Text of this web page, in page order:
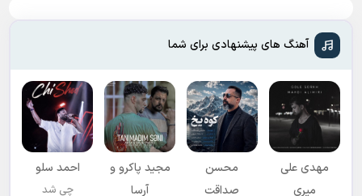
آهنگ های پیشنهادی برای شما
مهدی علی
میری
محسن
صداقت
مجید پاکرو و
آرسا
احمد سلو
چی شد